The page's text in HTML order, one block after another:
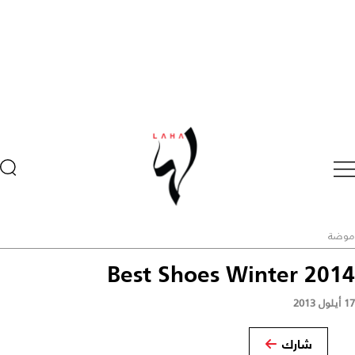
موضة
Best Shoes Winter 2014
17 أيلول 2013
شارك